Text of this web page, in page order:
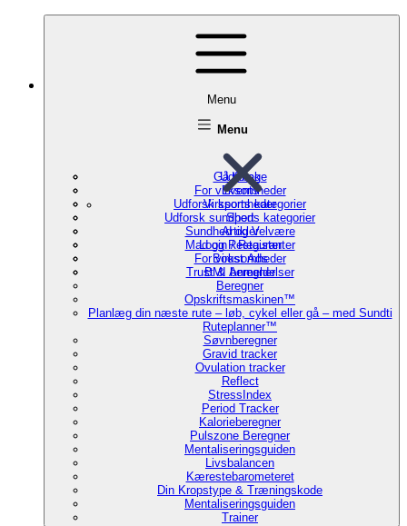
Menu
Menu
Udforsk
Events
Udforsk sports kategorier
Udforsk sundheds kategorier
Artikler
Login / Register
For virksomheder
BMI beregner
Beregner
Opskriftsmaskinen™
Planlæg din næste rute – løb, cykel eller gå – med Sundti
Ruteplanner™
Søvnberegner
Gravid tracker
Ovulation tracker
Reflect
StressIndex
Period Tracker
Kalorieberegner
Pulszone Beregner
Mentaliseringsguiden
Livsbalancen
Kærestebarometeret
Din Kropstype & Træningskode
Mentaliseringsguiden
Trainer
Gå tilbage
For virksomheder
Virksomheder
Sport
Sundhed og Velvære
Mad og Restauranter
Boost Ads
Trust & Anmeldelser